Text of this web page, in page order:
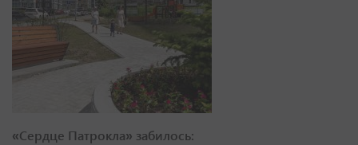
«Сердце Патрокла» забилось: